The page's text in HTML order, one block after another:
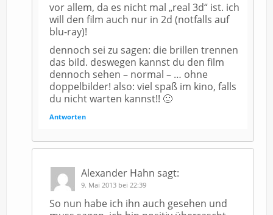
vor allem, da es nicht mal „real 3d“ ist. ich
will den film auch nur in 2d (notfalls auf
blu-ray)!
dennoch sei zu sagen: die brillen trennen
das bild. deswegen kannst du den film
dennoch sehen – normal – … ohne
doppelbilder! also: viel spaß im kino, falls
du nicht warten kannst!! 🙂
Antworten
Alexander Hahn sagt:
9. Mai 2013 bei 22:39
So nun habe ich ihn auch gesehen und